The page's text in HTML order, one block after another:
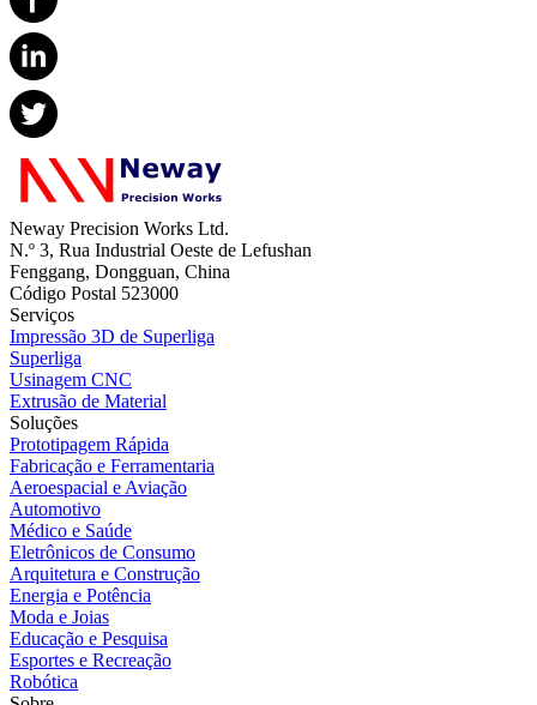
Neway Precision Works Ltd.
N.º 3, Rua Industrial Oeste de Lefushan
Fenggang, Dongguan, China
Código Postal 523000
Serviços
Impressão 3D de Superliga
Superliga
Usinagem CNC
Extrusão de Material
Soluções
Prototipagem Rápida
Fabricação e Ferramentaria
Aeroespacial e Aviação
Automotivo
Médico e Saúde
Eletrônicos de Consumo
Arquitetura e Construção
Energia e Potência
Moda e Joias
Educação e Pesquisa
Esportes e Recreação
Robótica